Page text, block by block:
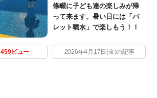
條畷に子ども達の楽しみが帰
って来ます。暑い日には「パ
レット噴水」で楽しもう！！
459ビュー 2026年4月17日(金)の記事